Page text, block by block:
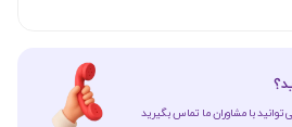
با مشاوران ما تماس بگیرید